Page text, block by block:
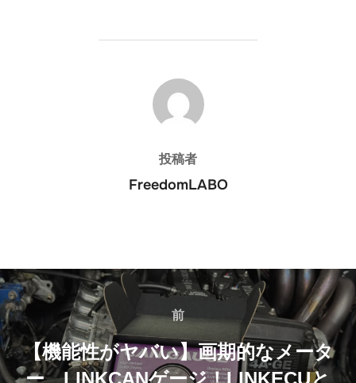
投稿者
投稿者
FreedomLABO
投
稿
ナ
前
前
【機能性がヤバい】画期的なメータ
ー、LINKCANゲージ！LINKECUと